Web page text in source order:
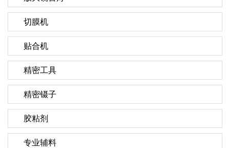
切膜机
贴合机
精密工具
精密镊子
胶粘剂
专业辅料